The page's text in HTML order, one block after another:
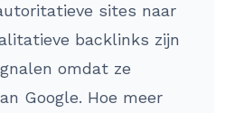
sites naar
backlinks zijn
omdat ze
Google. Hoe meer